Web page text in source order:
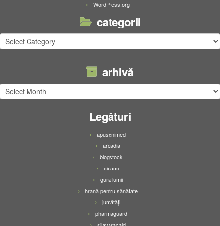
WordPress.org
categorii
categorii
arhivă
arhivă
Legături
apusenimed
arcadia
blogstock
cioace
gura lumii
hrană pentru sănătate
jumătăți
pharmaguard